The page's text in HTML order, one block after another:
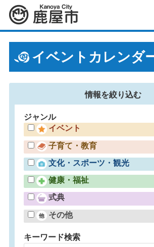
鹿屋市
イベントカレンダ
情報を絞り込む
ジャンル
イベント
子育て・教育
文化・スポーツ・観光
健康・福祉
式典
その他
キーワード検索